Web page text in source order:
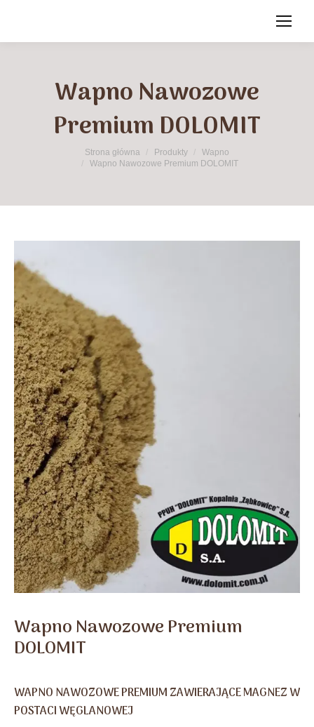
Wapno Nawozowe
Premium DOLOMIT
Strona główna Produkty
Wapno
Wapno Nawozowe Premium DOLOMIT
Wapno Nawozowe Premium
DOLOMIT
WAPNO NAWOZOWE PREMIUM ZAWIERAJĄCE MAGNEZ W
POSTACI WĘGLANOWEJ